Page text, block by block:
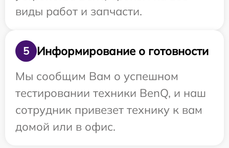
виды работ и запчасти.
5
Информирование о готовности
Мы сообщим Вам о успешном
тестировании техники BenQ, и наш
сотрудник привезет технику к вам
домой или в офис.